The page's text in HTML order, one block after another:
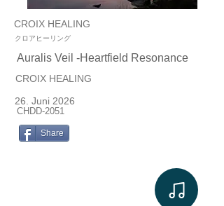
CROIX HEALING
クロアヒーリング
Auralis Veil -Heartfield Resonance
CROIX HEALING
26. Juni 2026
CHDD-2051
Share